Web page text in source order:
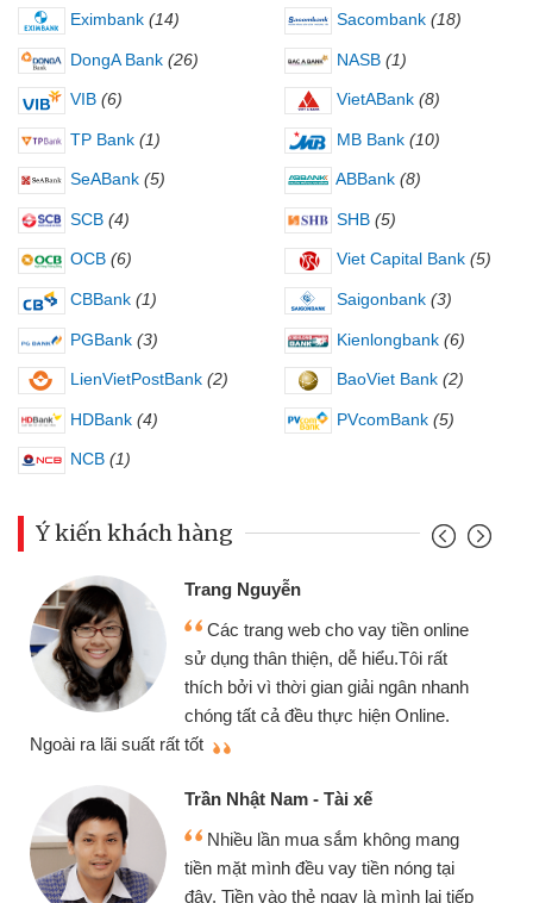
Eximbank (14) Sacombank (18)
DongA Bank (26) NASB (1)
VIB (6) VietABank (8)
TP Bank (1) MB Bank (10)
SeABank (5) ABBank (8)
SCB (4) SHB (5)
OCB (6) Viet Capital Bank (5)
CBBank (1) Saigonbank (3)
PGBank (3) Kienlongbank (6)
LienVietPostBank (2) BaoViet Bank (2)
HDBank (4) PVcomBank (5)
NCB (1)
Ý kiến khách hàng
Trang Nguyễn
Các trang web cho vay tiền online
sử dụng thân thiện, dễ hiểu.Tôi rất
thích bởi vì thời gian giải ngân nhanh
chóng tất cả đều thực hiện Online.
Ngoài ra lãi suất rất tốt
Trần Nhật Nam - Tài xế
Nhiều lần mua sắm không mang
tiền mặt mình đều vay tiền nóng tại
đây. Tiền vào thẻ ngay là mình lại tiếp